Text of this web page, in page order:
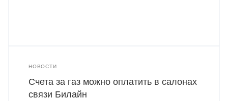
НОВОСТИ
Счета за газ можно оплатить в салонах
связи Билайн